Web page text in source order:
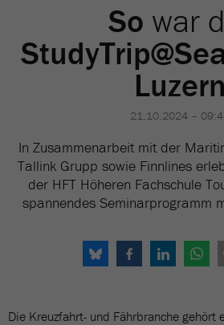
So war
Luzern
21.10.2024 –
In Zusammenarbeit mit der
Tallink Grupp sowie Finnlines
der HFT Höheren Fachschule
spannendes Seminarprogramm
Die Kreuzfahrt- und Fährbranche gehört